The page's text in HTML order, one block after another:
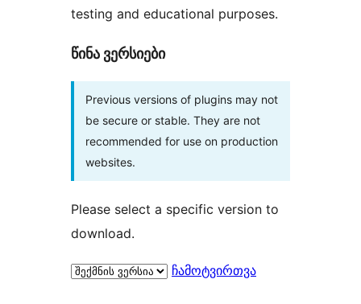
testing and educational purposes.
წინა ვერსიები
Previous versions of plugins may not
be secure or stable. They are not
recommended for use on production
websites.
Please select a specific version to
download.
ჩამოტვირთვა